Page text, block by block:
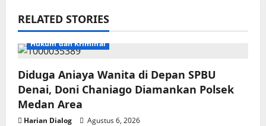
RELATED STORIES
Hukum dan Kriminal
Diduga Aniaya Wanita di Depan SPBU
Denai, Doni Chaniago Diamankan Polsek
Medan Area
Harian Dialog
Agustus 6, 2026